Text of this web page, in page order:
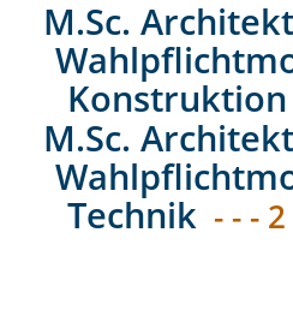
M.Sc.
M.Sc.
Technik - - - 2